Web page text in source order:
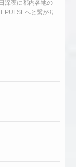
深夜に都内各地の
PULSEへと繋がり